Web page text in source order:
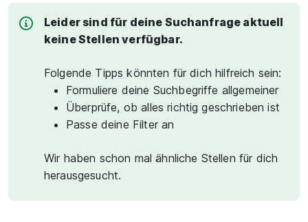
Leider sind für deine Suchanfrage aktuell
keine Stellen verfügbar.
Folgende Tipps könnten für dich hilfreich sein:
Formuliere deine Suchbegriffe allgemeiner
Überprüfe, ob alles richtig geschrieben ist
Passe deine Filter an
Wir haben schon mal ähnliche Stellen für dich
herausgesucht.